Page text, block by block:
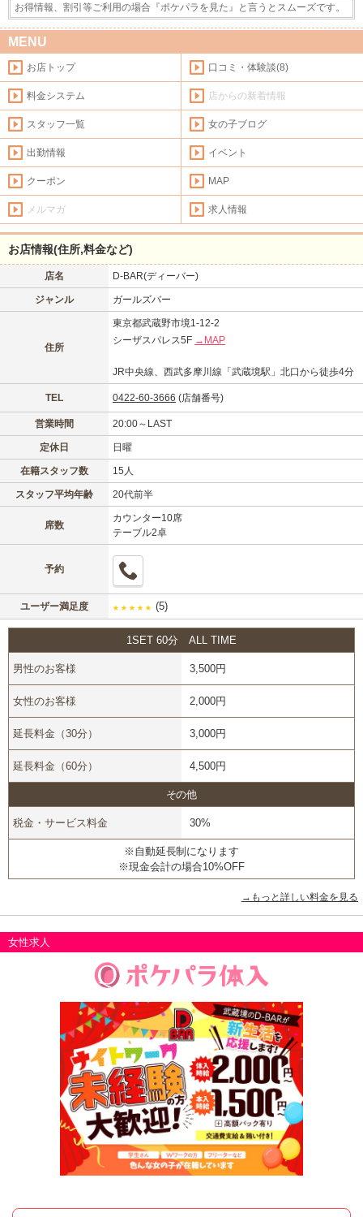
お得情報、割引等ご利用の場合『ポケパラを見た』と言うとスムーズです。
MENU
お店トップ 口コミ・体験談(8)
料金システム 店からの新着情報
スタッフ一覧 女の子ブログ
出勤情報 イベント
クーポン MAP
メルマガ 求人情報
お店情報(住所,料金など)
店名 D-BAR(ディーバー)
ジャンル ガールズバー
住所
東京都武蔵野市境1-12-2
シーザスパレス5F →MAP
JR中央線、西武多摩川線「武蔵境駅」北口から徒歩4分
TEL 0422-60-3666 (店舗番号)
営業時間 20:00～LAST
定休日 日曜
在籍スタッフ数 15人
スタッフ平均年齢 20代前半
席数
カウンター10席
テーブル2卓
予約
ユーザー満足度 ★ ★ ★ ★ ★ (5)
1SET 60分 ALL TIME
男性のお客様 3,500円
女性のお客様 2,000円
延長料金（30分） 3,000円
延長料金（60分） 4,500円
その他
税金・サービス料金 30%
※自動延長制になります
※現金会計の場合10%OFF
→もっと詳しい料金を見る
女性求人